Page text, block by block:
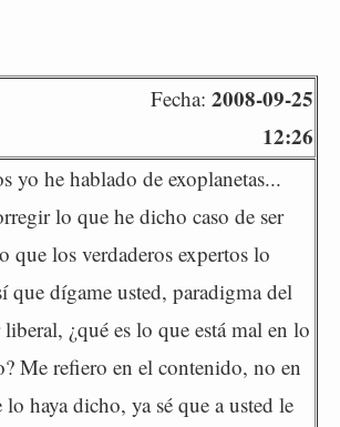
Fecha: 2008-09-25
12:26
yo he hablado de exoplanetas...
lo que he dicho caso de ser
que los verdaderos expertos lo
que dígame usted, paradigma del
¿qué es lo que está mal en lo
Me refiero en el contenido, no en
haya dicho, ya sé que a usted le